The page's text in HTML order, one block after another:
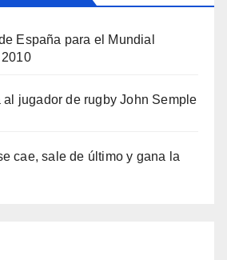
España para el Mundial
al jugador de rugby John Semple
cae, sale de último y gana la